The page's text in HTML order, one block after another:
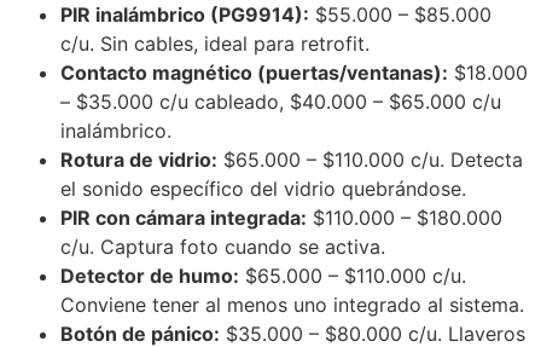
PIR inalámbrico (PG9914): $55.000 – $85.000
c/u. Sin cables, ideal para retrofit.
Contacto magnético (puertas/ventanas): $18.000
– $35.000 c/u cableado, $40.000 – $65.000 c/u
inalámbrico.
Rotura de vidrio: $65.000 – $110.000 c/u. Detecta
el sonido específico del vidrio quebrándose.
PIR con cámara integrada: $110.000 – $180.000
c/u. Captura foto cuando se activa.
Detector de humo: $65.000 – $110.000 c/u.
Conviene tener al menos uno integrado al sistema.
Botón de pánico: $35.000 – $80.000 c/u. Llaveros